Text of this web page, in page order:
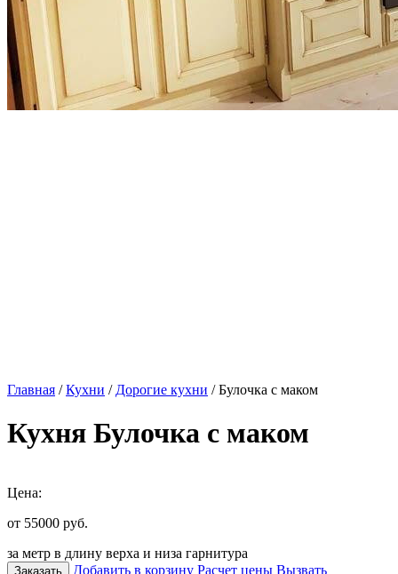
Главная /Кухни / Дорогие кухни / Булочка с маком
Кухня Булочка с маком
Цена:
от 55000 руб.
за метр в длину верха и низа гарнитура
Заказать Добавить в корзину Расчет цены Вызвать